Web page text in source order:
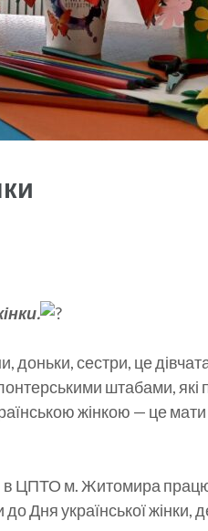
доньки, сестри, це
штабами,
жінкою — це
в ЦПТО м. Житомира
Дня української жінки,